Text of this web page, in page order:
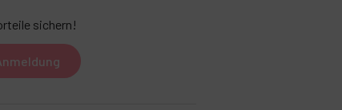
sichern!